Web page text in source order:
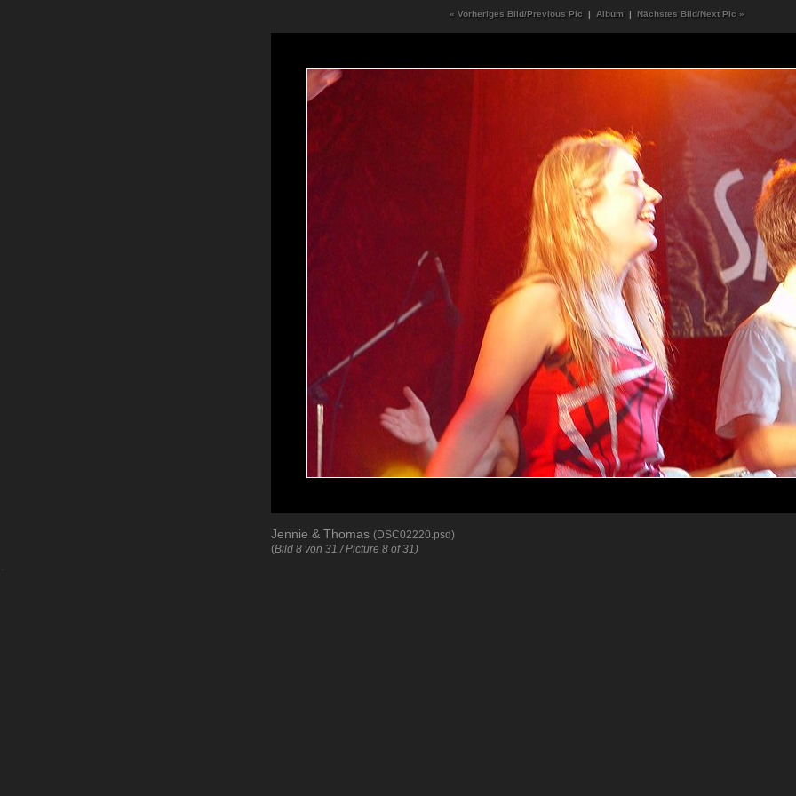
« Vorheriges Bild/Previous Pic | Album | Nächstes Bild/Next Pic »
Jennie & Thomas (DSC02220.psd)
(Bild 8 von 31 / Picture 8 of 31)